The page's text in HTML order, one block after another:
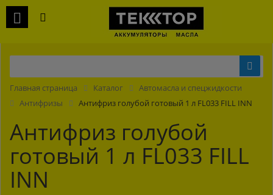
Главная страница Каталог
Автомасла и спецжидкости
Антифризы
Антифриз голубой готовый 1 л FL033 FILL INN
Антифриз голубой
готовый 1 л FL033 FILL
INN